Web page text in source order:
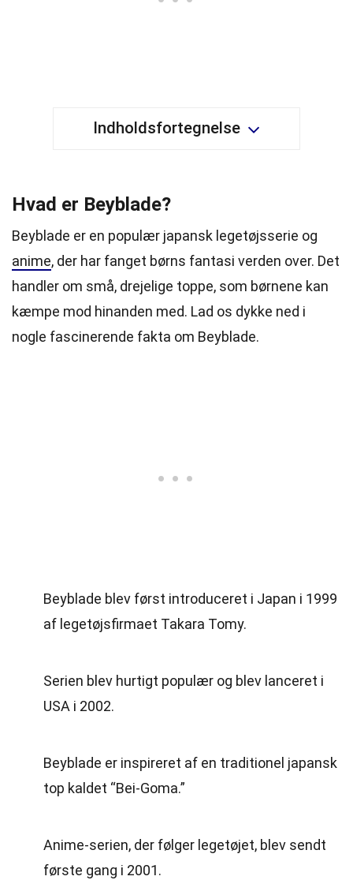
Indholdsfortegnelse
Hvad er Beyblade?
Beyblade er en populær japansk legetøjsserie og
anime, der har fanget børns fantasi verden over. Det
handler om små, drejelige toppe, som børnene kan
kæmpe mod hinanden med. Lad os dykke ned i
nogle fascinerende fakta om Beyblade.
Beyblade blev først introduceret i Japan i 1999
af legetøjsfirmaet Takara Tomy.
Serien blev hurtigt populær og blev lanceret i
USA i 2002.
Beyblade er inspireret af en traditionel japansk
top kaldet “Bei-Goma.”
Anime-serien, der følger legetøjet, blev sendt
første gang i 2001.